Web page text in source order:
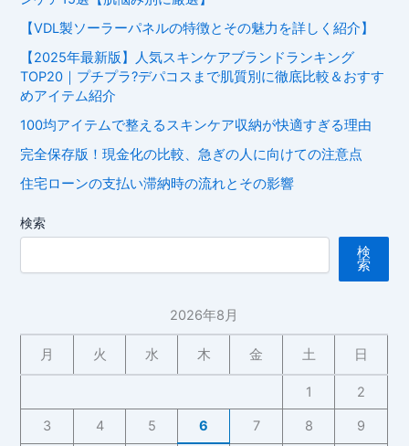
【VDL製ソーラーパネルの特徴とその魅力を詳しく紹介】
【2025年最新版】人気スキンケアブランドランキング
TOP20｜プチプラ?デパコスまで肌質別に徹底比較＆おすす
めアイテム紹介
100均アイテムで整えるスキンケア収納が快適すぎる理由
完全保存版！現金化の比較、急ぎの人に向けての注意点
住宅ローンの支払い滞納時の流れとその影響
検索
検
索
2026年8月
月 火 水 木 金 土 日
1 2
3 4 5 6 7 8 9